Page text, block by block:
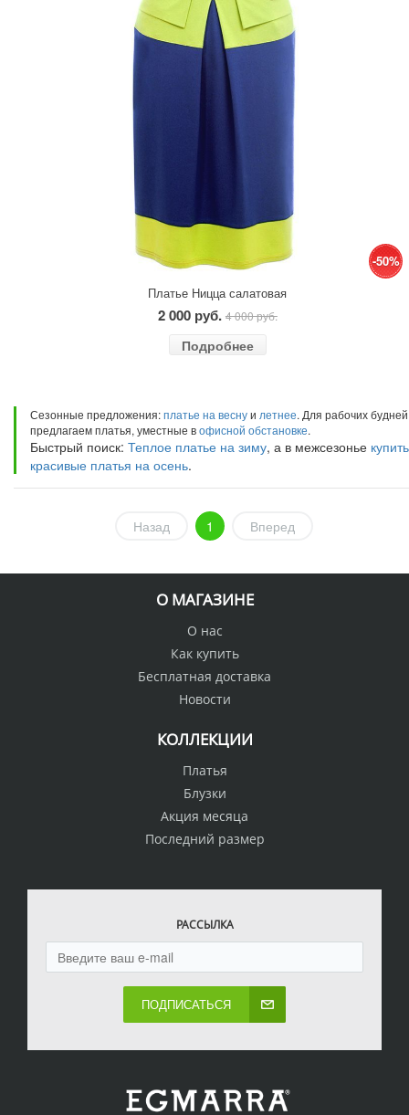
-50%
Платье Ницца салатовая
2 000 руб. 4 000 руб.
Подробнее
Сезонные предложения:платье на веснуи летнее. Для рабочих будней
предлагаем платья, уместные вофисной обстановке.
Быстрый поиск: Теплое платье на зиму, а в межсезонье купить
красивые платья на осень.
Назад 1 Вперед
О МАГАЗИНЕ
О нас
Как купить
Бесплатная доставка
Новости
КОЛЛЕКЦИИ
Платья
Блузки
Акция месяца
Последний размер
РАССЫЛКА
ПОДПИСАТЬСЯ